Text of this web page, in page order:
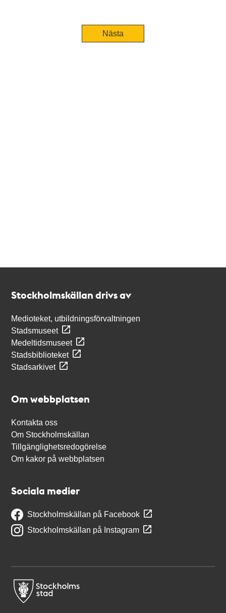
Nästa
Stockholmskällan drivs av
Medioteket, utbildningsförvaltningen
Stadsmuseet
Medeltidsmuseet
Stadsbiblioteket
Stadsarkivet
Om webbplatsen
Kontakta oss
Om Stockholmskällan
Tillgänglighetsredogörelse
Om kakor på webbplatsen
Sociala medier
Stockholmskällan på Facebook
Stockholmskällan på Instagram